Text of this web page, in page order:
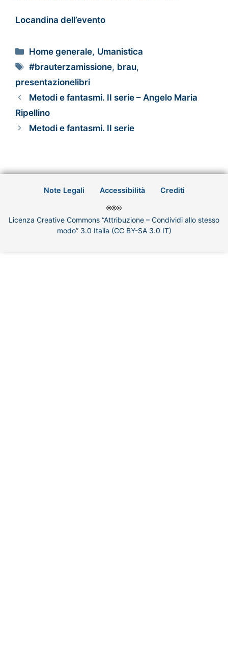
Locandina dell’evento
Home generale, Umanistica
#brauterzamissione, brau,
presentazionelibri
Metodi e fantasmi. II serie – Angelo Maria
Ripellino
Metodi e fantasmi. II serie
Note Legali Accessibilità Crediti
Licenza Creative Commons “Attribuzione – Condividi allo stesso
modo” 3.0 Italia (CC BY-SA 3.0 IT)